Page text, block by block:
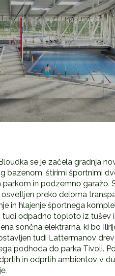
se je začela gradnja
bazenom, štirimi športnimi
in podzemno garažo.
preko deloma
in hlajenje športnega
odpadno toploto iz tušev
sončna elektrarna, ki bo
tudi Lattermanov
podhoda do parka Tivoli.
in odprtih ambientov v